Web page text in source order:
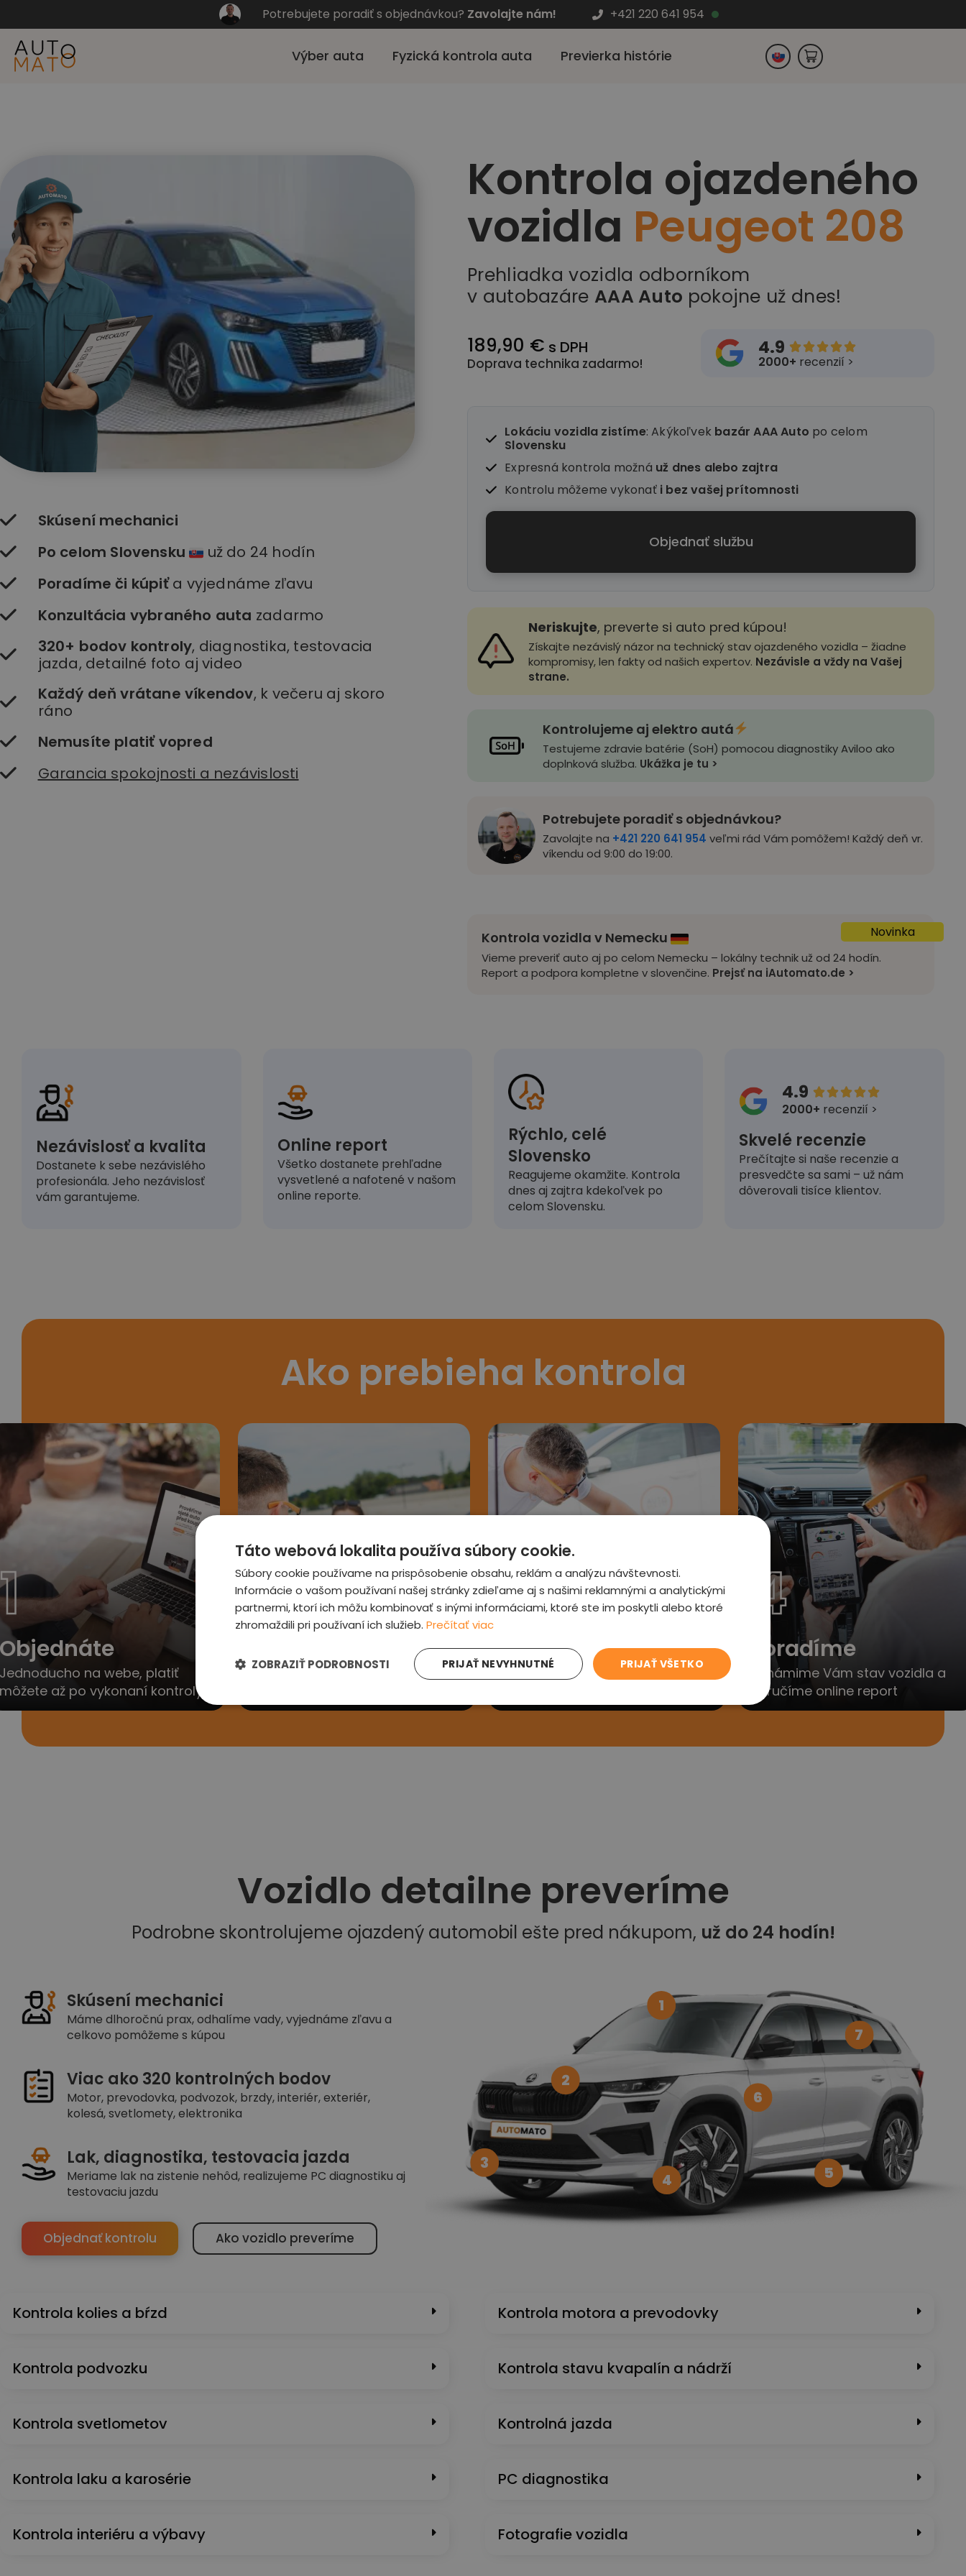
Potrebujete poradiť s objednávkou? Zavolajte nám! +421 220 641 954
Výber auta Fyzická kontrola auta Previerka histórie
Nemecko
Skúsení mechanici
Po celom Slovensku
už do 24 hodín
Poradíme či kúpiťa vyjednáme zľavu
Konzultácia vybraného auta zadarmo
320+ bodov kontroly, diagnostika, testovacia
jazda, detailné foto aj video
Každý deň vrátane víkendov, k večeru aj skoro
ráno
Nemusíte platiť vopred
Garancia spokojnosti a nezávislosti
Kontrola ojazdeného
vozidla Peugeot 208
Prehliadka vozidla odborníkom
v autobazáre AAA Auto pokojne už dnes!
189,90 € s DPH
Doprava technika zadarmo!
4.9 
2000+ recenzií >
Lokáciu vozidla zistíme: Akýkoľvek bazár AAA Auto po celom
Slovensku
Expresná kontrola možná už dnes alebo zajtra
Kontrolu môžeme vykonať i bez vašej prítomnosti
Objednať službu
Neriskujte, preverte si auto pred kúpou!
Získajte nezávislý názor na technický stav ojazdeného vozidla – žiadne
kompromisy, len fakty od našich expertov. Nezávisle a vždy na Vašej
strane.
Kontrolujeme aj elektro autá
Testujeme zdravie batérie (SoH) pomocou diagnostiky Aviloo ako
doplnková služba. Ukážka je tu >
Potrebujete poradiť s objednávkou?
Zavolajte na +421 220 641 954 veľmi rád Vám pomôžem! Každý deň vr.
víkendu od 9:00 do 19:00.
Novinka
Kontrola vozidla v Nemecku
Vieme preveriť auto aj po celom Nemecku – lokálny technik už od 24 hodín.
Report a podpora kompletne v slovenčine. Prejsť na iAutomato.de >
Nezávislosť a kvalita
Dostanete k sebe nezávislého
profesionála. Jeho nezávislosť
vám garantujeme.
Online report
Všetko dostanete prehľadne
vysvetlené a nafotené v našom
online reporte.
Rýchlo, celé
Slovensko
Reagujeme okamžite. Kontrola
dnes aj zajtra kdekoľvek po
celom Slovensku.
4.9 
2000+ recenzií >
Skvelé recenzie
Prečítajte si naše recenzie a
presvedčte sa sami – už nám
dôverovali tisíce klientov.
Ako prebieha kontrola
1
Objednáte
Jednoducho na webe, platiť
môžete až po vykonaní kontroly
2
Ozveme sa Vám
Obratom Vás kontaktujeme a
3
Preveríme auto
Prehliadneme auto, vyjednáme
4
Poradíme
Oznámime Vám stav vozidla a
doručíme online report
Vozidlo detailne preveríme
Podrobne skontrolujeme ojazdený automobil ešte pred nákupom, už do 24 hodín!
Skúsení mechanici
Máme dlhoročnú prax, odhalíme vady, vyjednáme zľavu a
celkovo pomôžeme s kúpou
Viac ako 320 kontrolných bodov
Motor, prevodovka, podvozok, brzdy, interiér, exteriér,
kolesá, svetlomety, elektronika
Lak, diagnostika, testovacia jazda
Meriame lak na zistenie nehôd, realizujeme PC diagnostiku aj
testovaciu jazdu
Objednať kontrolu Ako vozidlo preveríme
1
2
3
4
5
6
7
Kontrola kolies a bŕzd
Kontrola podvozku
Kontrola svetlometov
Kontrola laku a karosérie
Kontrola interiéru a výbavy
Kontrola motora a prevodovky
Kontrola stavu kvapalín a nádrží
Kontrolná jazda
PC diagnostika
Fotografie vozidla
Táto webová lokalita používa súbory cookie.
Súbory cookie používame na prispôsobenie obsahu, reklám a analýzu návštevnosti.
Informácie o vašom používaní našej stránky zdieľame aj s našimi reklamnými a analytickými
partnermi, ktorí ich môžu kombinovať s inými informáciami, ktoré ste im poskytli alebo ktoré
zhromaždili pri používaní ich služieb. Prečítať viac
PRIJAŤ VŠETKO
PRIJAŤ NEVYHNUTNÉ
ZOBRAZIŤ PODROBNOSTI